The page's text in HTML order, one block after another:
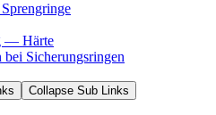
— Härte
Sicherungsringen
Collapse Sub Links